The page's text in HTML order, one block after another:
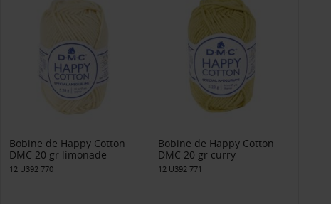
Bobine de Happy Cotton
DMC 20 gr limonade
12 U392 770
Bobine de Happy Cotton
DMC 20 gr curry
12 U392 771